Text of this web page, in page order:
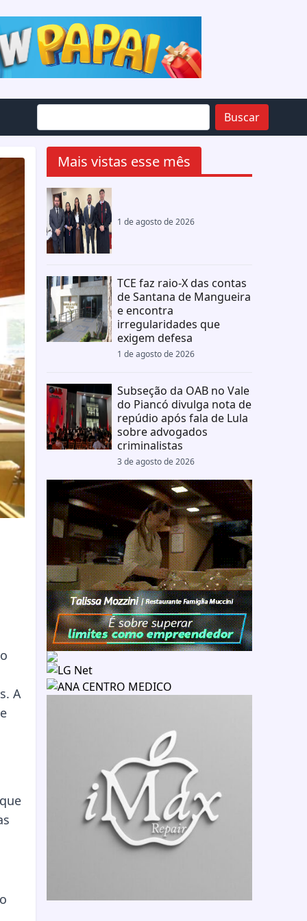
Buscar
A
Mais vistas esse mês
1 de agosto de 2026
TCE faz raio-X das contas
de Santana de Mangueira
e encontra
irregularidades que
exigem defesa
1 de agosto de 2026
Subseção da OAB no Vale
do Piancó divulga nota de
repúdio após fala de Lula
sobre advogados
criminalistas
3 de agosto de 2026